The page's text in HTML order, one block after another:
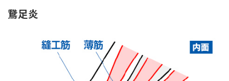
鵞足炎